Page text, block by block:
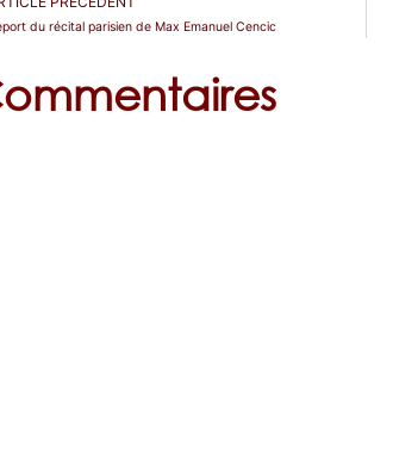
du récital parisien de Max Emanuel Cencic